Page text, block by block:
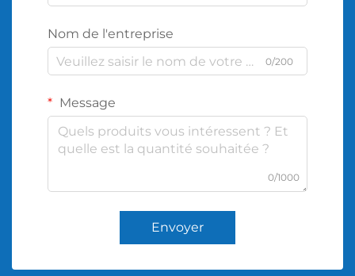
Nom de l'entreprise
0/200
Message
0/1000
Envoyer